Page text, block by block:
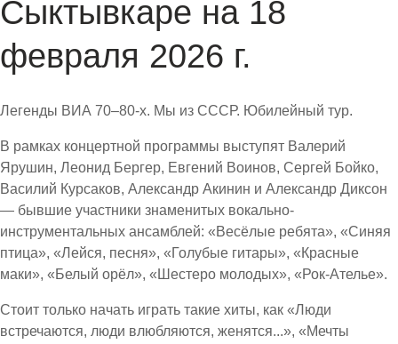
Сыктывкаре на 18
февраля 2026 г.
Легенды ВИА 70–80-х. Мы из СССР. Юбилейный тур.
В рамках концертной программы выступят Валерий
Ярушин, Леонид Бергер, Евгений Воинов, Сергей Бойко,
Василий Курсаков, Александр Акинин и Александр Диксон
— бывшие участники знаменитых вокально-
инструментальных ансамблей: «Весёлые ребята», «Синяя
птица», «Лейся, песня», «Голубые гитары», «Красные
маки», «Белый орёл», «Шестеро молодых», «Рок-Ателье».
Стоит только начать играть такие хиты, как «Люди
встречаются, люди влюбляются, женятся...», «Мечты